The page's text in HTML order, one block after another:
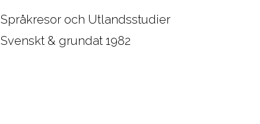
Språkresor och Utlandsstudier
Svenskt & grundat 1982